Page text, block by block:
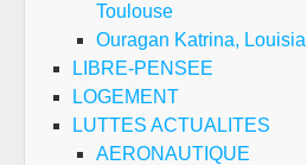
Toulouse
Ouragan Katrina,
LIBRE-PENSEE
LOGEMENT
LUTTES ACTUALITES
AERONAUTIQUE